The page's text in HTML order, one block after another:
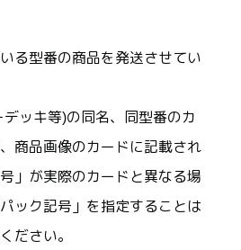
る型番の商品を発送させてい
ッキ等)の同名、同型番のカ
商品画像のカードに記載され
」が実際のカードと異なる場
ック記号」を指定することは
ださい。